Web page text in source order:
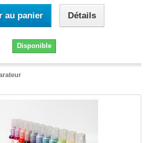
au panier Détails
Disponible